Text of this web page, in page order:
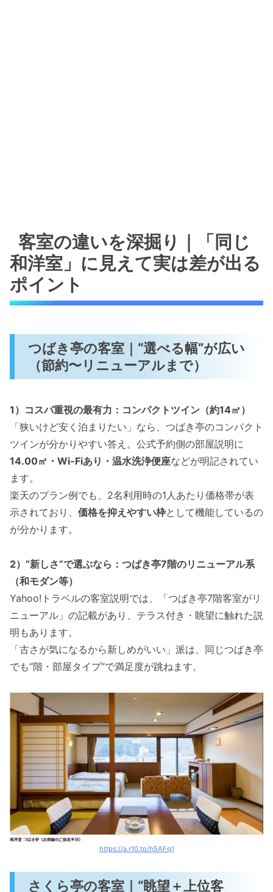
客室の違いを深掘り｜「同じ
和洋室」に見えて実は差が出る
ポイント
つばき亭の客室｜“選べる幅”が広い
（節約〜リニューアルまで）
1）コスパ重視の最有力：コンパクトツイン（約14㎡）
「狭いけど安く泊まりたい」なら、つばき亭のコンパクト
ツインが分かりやすい答え。公式予約側の部屋説明に
14.00㎡・Wi-Fiあり・温水洗浄便座などが明記されてい
ます。
楽天のプラン例でも、2名利用時の1人あたり価格帯が表
示されており、 価格を抑えやすい枠として機能しているの
が分かります。
2）“新しさ”で選ぶなら：つばき亭7階のリニューアル系
（和モダン等）
Yahoo!トラベルの客室説明では、「つばき亭7階客室がリ
ニューアル」の記載があり、テラス付き・眺望に触れた説
明もあります。
「古さが気になるから新しめがいい」派は、同じつばき亭
でも“階・部屋タイプ”で満足度が跳ねます。
https://a.r10.to/h5AFq1
さくら亭の客室｜“眺望＋上位客